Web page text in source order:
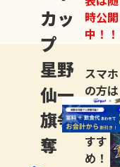
カッ
プ
星野
仙一
旗争
奪
時公開
中！！
スマホ
の方は
LINE登
録がお
すす
め！